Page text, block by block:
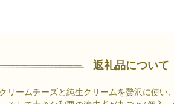
返礼品について
リームチーズと純生クリームを贅沢に使い